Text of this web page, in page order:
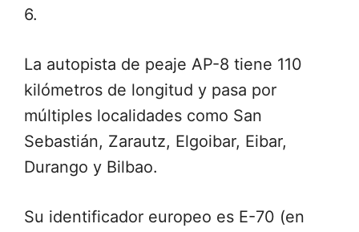
6.
La autopista de peaje AP-8 tiene 110
kilómetros de longitud y pasa por
múltiples localidades como San
Sebastián, Zarautz, Elgoibar, Eibar,
Durango y Bilbao.
Su identificador europeo es E-70 (en